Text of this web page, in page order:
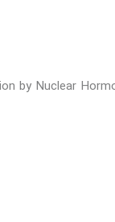
by Nuclear